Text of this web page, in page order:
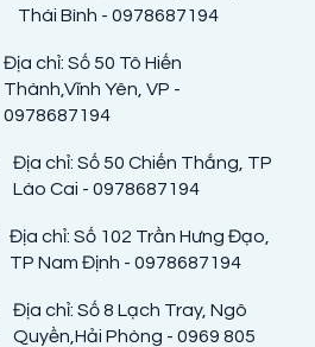
Thái Bình - 0978687194
Địa chỉ: Số 50 Tô Hiến
Thành,Vĩnh Yên, VP -
0978687194
Địa chỉ: Số 50 Chiến Thắng, TP
Lào Cai - 0978687194
Địa chỉ: Số 102 Trần Hưng Đạo,
TP Nam Định - 0978687194
Địa chỉ: Số 8 Lạch Tray, Ngô
Quyền,Hải Phòng - 0969 805